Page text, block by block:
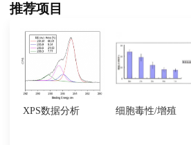
推荐项目
XPS数据分析 细胞毒性/增殖